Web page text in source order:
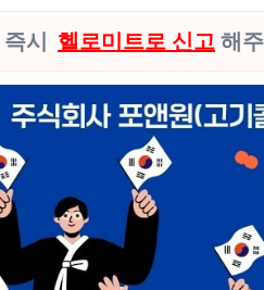
즉시 헬로미트로 신고 해